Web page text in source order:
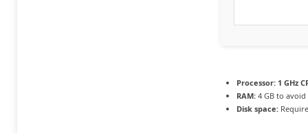
Processor: 1 GHz
RAM: 4 GB to avoid
Disk space: